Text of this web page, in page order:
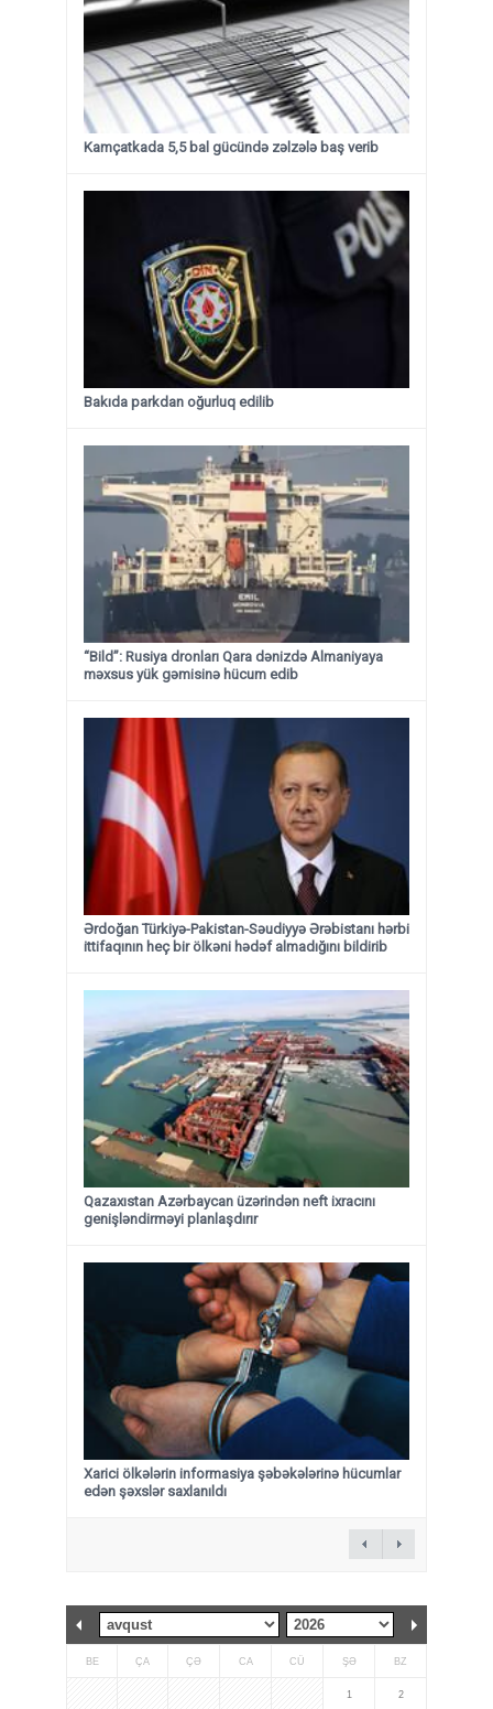
Kamçatkada 5,5 bal gücündə zəlzələ baş verib
Bakıda parkdan oğurluq edilib
“Bild”: Rusiya dronları Qara dənizdə Almaniyaya
məxsus yük gəmisinə hücum edib
Ərdoğan Türkiyə-Pakistan-Səudiyyə Ərəbistanı hərbi
ittifaqının heç bir ölkəni hədəf almadığını bildirib
Qazaxıstan Azərbaycan üzərindən neft ixracını
genişləndirməyi planlaşdırır
Xarici ölkələrin informasiya şəbəkələrinə hücumlar
edən şəxslər saxlanıldı
BE ÇA ÇƏ CA CÜ ŞƏ BZ
1 2